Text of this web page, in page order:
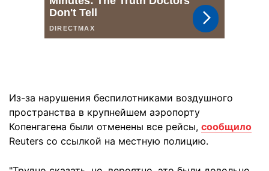
Из-за нарушения беспилотниками воздушного
пространства в крупнейшем аэропорту
Копенгагена были отменены все рейсы, сообщило
Reuters со ссылкой на местную полицию.